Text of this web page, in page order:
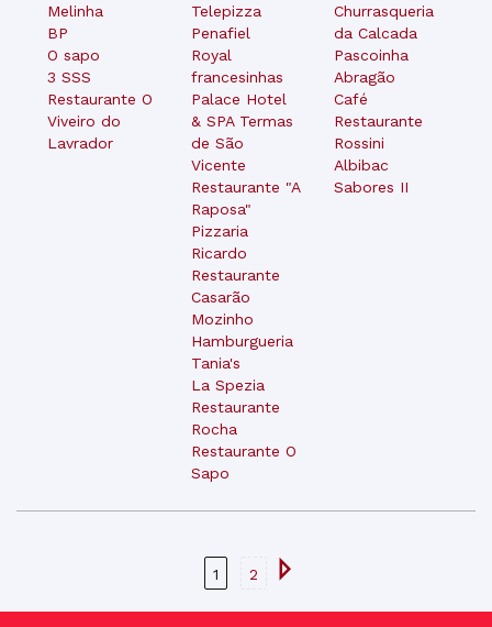
Melinha
BP
O sapo
3 SSS
Restaurante O
Viveiro do
Lavrador
Telepizza
Penafiel
Royal
francesinhas
Palace Hotel
& SPA Termas
de São
Vicente
Restaurante "A
Raposa"
Pizzaria
Ricardo
Restaurante
Casarão
Mozinho
Hamburgueria
Tania's
La Spezia
Restaurante
Rocha
Restaurante O
Sapo
Churrasqueria
da Calcada
Pascoinha
Abragão
Café
Restaurante
Rossini
Albibac
Sabores II
1 2